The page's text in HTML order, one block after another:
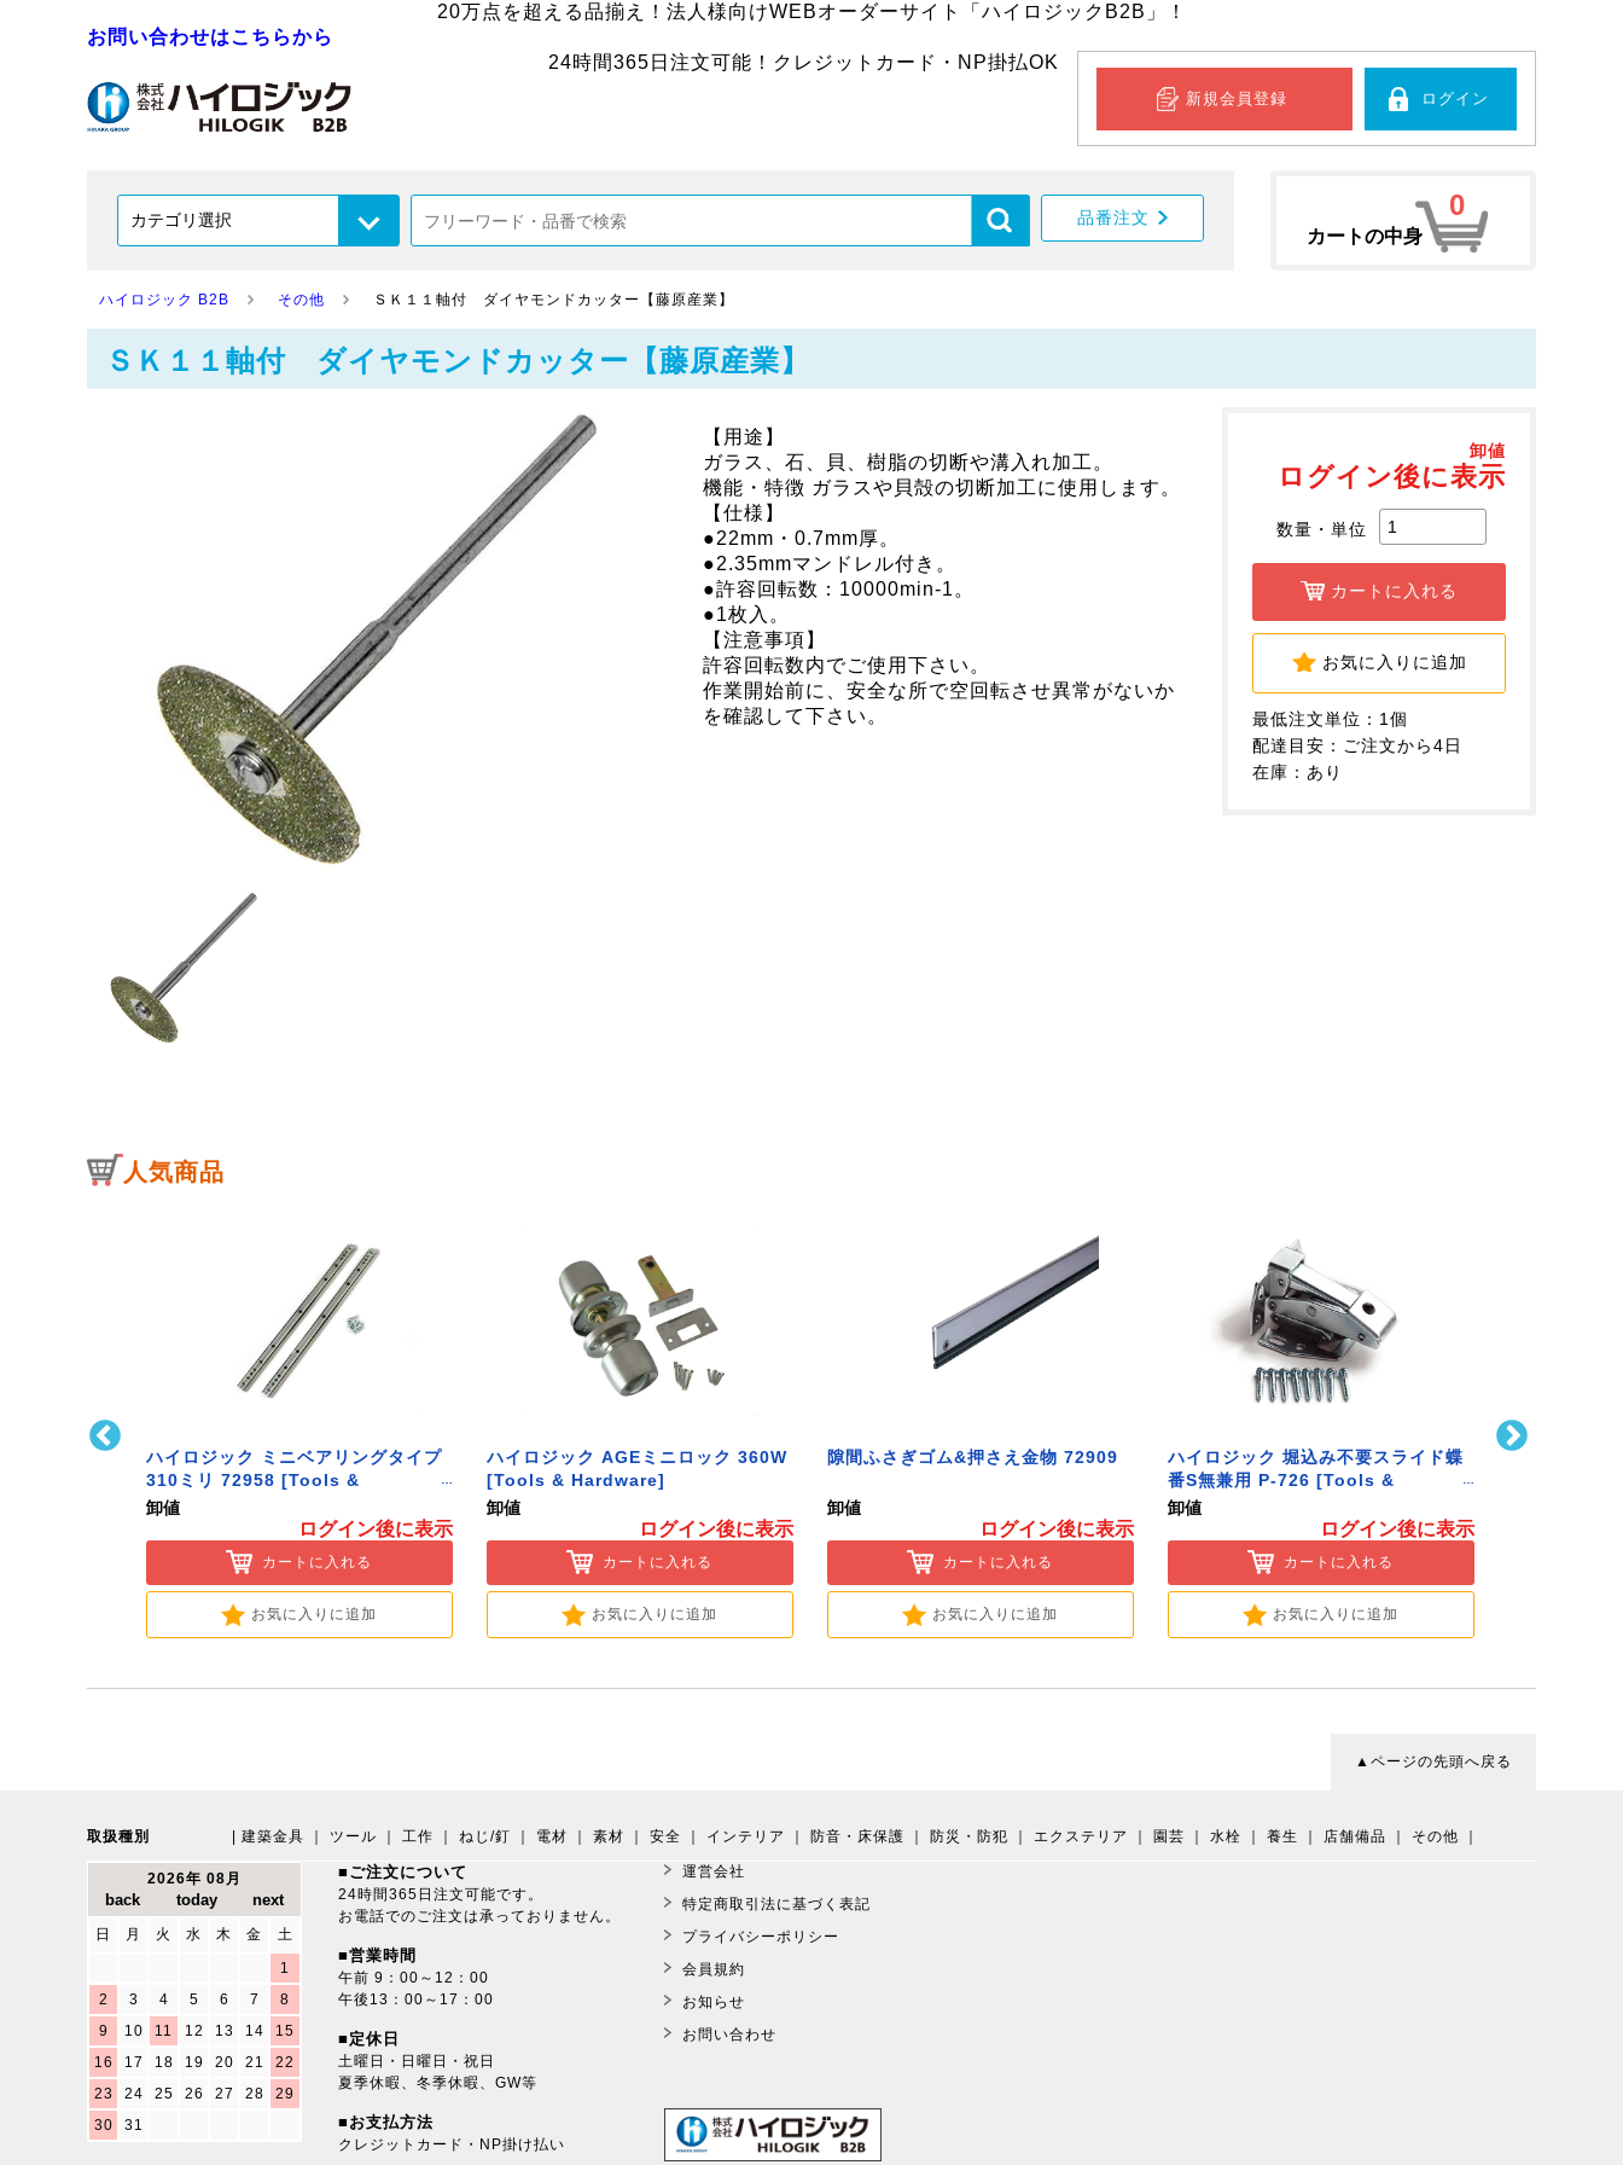
20万点を超える品揃え！法人様向けWEBオーダーサイト「ハイロジックB2B」！
お問い合わせはこちらから
24時間365日注文可能！クレジットカード・NP掛払OK
新規会員登録 ログイン
品番注文
カートの中身
0
ハイロジック B2B その他 ＳＫ１１軸付 ダイヤモンドカッター【藤原産業】
ＳＫ１１軸付 ダイヤモンドカッター【藤原産業】
卸値
ログイン後に表示
数量・単位
カートに入れる
お気に入りに追加
最低注文単位：1個
配達目安：ご注文から4日
在庫：あり
【用途】
ガラス、石、貝、樹脂の切断や溝入れ加工。
機能・特徴 ガラスや貝殻の切断加工に使用します。
【仕様】
●22mm・0.7mm厚。
●2.35mmマンドレル付き。
●許容回転数：10000min-1。
●1枚入。
【注意事項】
許容回転数内でご使用下さい。
作業開始前に、安全な所で空回転させ異常がないか
を確認して下さい。
人気商品
ハイロジック ミニベアリングタイプ
310ミリ 72958 [Tools &
Hardware]
卸値
ログイン後に表示
カートに入れる
お気に入りに追加
ハイロジック AGEミニロック 360W
[Tools & Hardware]
卸値
ログイン後に表示
カートに入れる
お気に入りに追加
隙間ふさぎゴム&押さえ金物 72909
卸値
ログイン後に表示
カートに入れる
お気に入りに追加
ハイロジック 堀込み不要スライド蝶
番S無兼用 P-726 [Tools &
Hardware]
卸値
ログイン後に表示
カートに入れる
お気に入りに追加
▲ページの先頭へ戻る
取扱種別 建築金具 ツール 工作 ねじ/釘 電材 素材 安全 インテリア 防音・床保護 防災・防犯 エクステリア 園芸 水栓 養生 店舗備品 その他
2026年 08月
日 月 火 水 木 金
土
1
2
3 4 5 6 7
8
9
10 11 12 13 14
15
16
17 18 19 20 21
22
23
24 25 26 27 28
29
30
31
■ご注文について
24時間365日注文可能です。
お電話でのご注文は承っておりません。
■営業時間
午前 9：00～12：00
午後13：00～17：00
■定休日
土曜日・日曜日・祝日
夏季休暇、冬季休暇、GW等
■お支払方法
クレジットカード・NP掛け払い
運営会社
特定商取引法に基づく表記
プライバシーポリシー
会員規約
お知らせ
お問い合わせ